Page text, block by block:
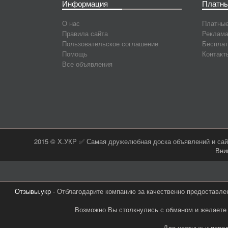
Информация
О нас
Правила сайта
Пользовательское соглашение
Помощь
Все объявления
2015 © Х.УКР ✅ Самая дружелюбная доска объявлений и
Отзывы.укр- Отблагодарите компанию за качественно
Возможно Вы столкнулись с обманом и